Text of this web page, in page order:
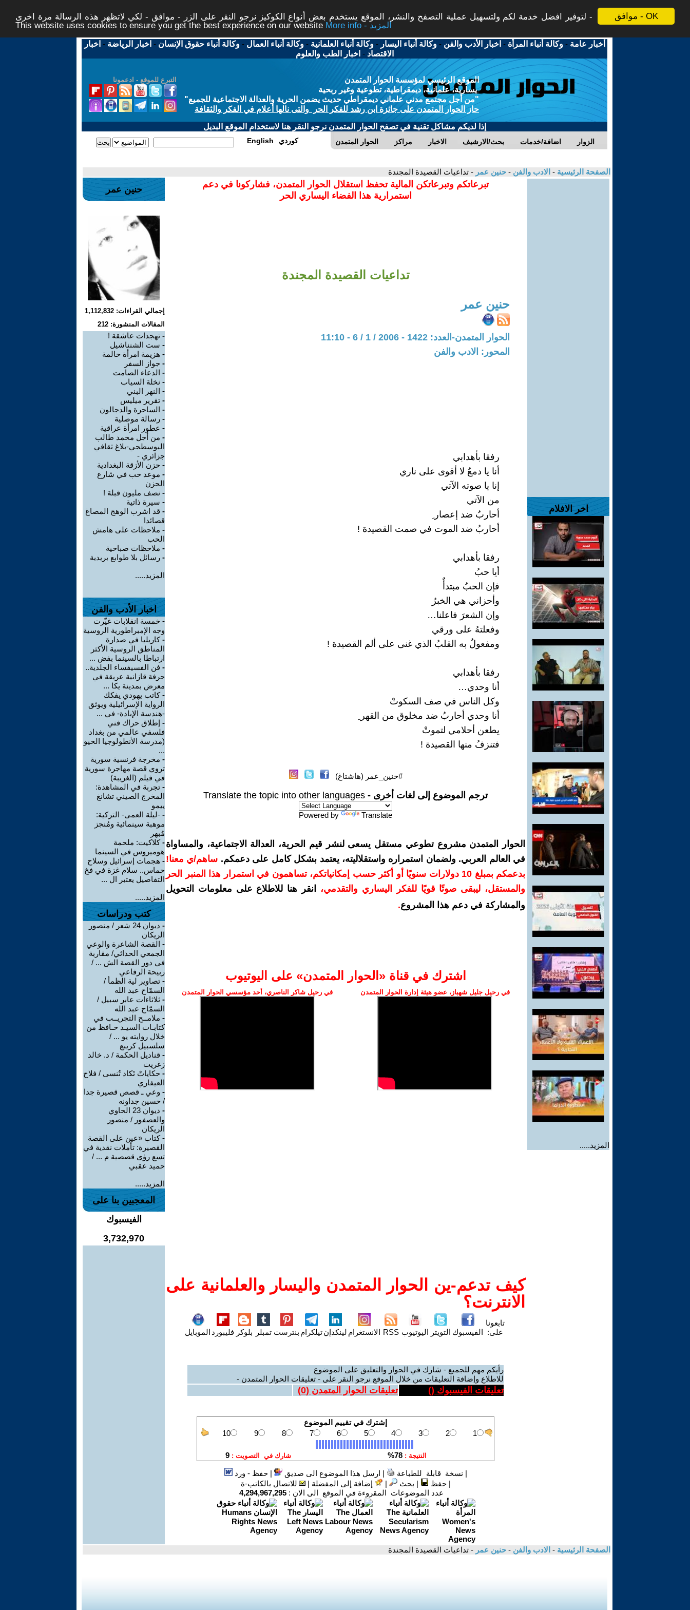
موافق - OK
لتوفير افضل خدمة لكم ولتسهيل عملية التصفح والنشر، الموقع يستخدم بعض أنواع الكوكيز نرجو النقر على الزر - موافق - لكي لاتظهر هذه الرسالة مرة اخرى -
This website uses cookies to ensure you get the best experience on our website
More info - المزيد
أخبار عامة -وكالة أنباء المرأة - اخبار الأدب والفن -وكالة أنباء اليسار -وكالة أنباء العلمانية -وكالة أنباء العمال -وكالة أنباء حقوق الإنسان - اخبار الرياضة - اخبار
الاقتصاد - اخبار الطب والعلوم
التبرع للموقع - ادعمونا
الموقع الرئيسي لمؤسسة الحوار المتمدن
يسارية، علمانية، ديمقراطية، تطوعية وغير ربحية
"من أجل مجتمع مدني علماني ديمقراطي حديث يضمن الحرية والعدالة الاجتماعية للجميع"
حاز الحوار المتمدن على جائزة ابن رشد للفكر الحر والتى نالها أعلام في الفكر والثقافة
إذا لديكم مشاكل تقنية في تصفح الحوار المتمدن نرجو النقر هنا لاستخدام الموقع البديل
الحوار المتمدن مراكز الاخبار بحث/الارشيف اضافة/خدمات الزوار English كوردي
الصفحة الرئيسية - الادب والفن - حنين عمر - تداعيات القصيدة المجندة
اخر الافلام
المزيد.....
تبرعاتكم وتبرعاتكن المالية تحفظ استقلال الحوار المتمدن، فشاركونا في دعم
استمرارية هذا الفضاء اليساري الحر
تداعيات القصيدة المجندة
حنين عمر
الحوار المتمدن-العدد: 1422 - 2006 / 1 / 6 - 11:10
المحور: الادب والفن
رفقا بأهدابي
أنا يا دمعُ لا أقوى على ناري
إنا يا صوته الآتي
من الآتي
أحاربُ ضد إعصار ِ
أحاربُ ضد الموت في صمت القصيدة !
رفقا بأهدابي
أيا حبُ
فإن الحبُ مبتدأٌ
وأحزاني هي الخبرُ
وإن الشعرَ فاعلنا…
وفعلتهُ على ورقي
ومفعولٌ به القلبُ الذي غنى على ألم القصيدة !
رفقا بأهدابي
أنا وحدي…
وكل الناس في صف السكوتْ
أنا وحدي أحاربُ ضد مخلوق من القهر ِ
يطعن أحلامي لتموتْ
فتنزفُ منها القصيدة !
#حنين_عمر (هاشتاغ)
ترجم الموضوع إلى لغات أخرى - Translate the topic into other languages
Powered by Translate
الحوار المتمدن مشروع تطوعي مستقل يسعى لنشر قيم الحرية، العدالة الاجتماعية، والمساواة
في العالم العربي. ولضمان استمراره واستقلاليته، يعتمد بشكل كامل على دعمكم. ساهم/ي معنا!
بدعمكم بمبلغ 10 دولارات سنويًا أو أكثر حسب إمكانياتكم، تساهمون في استمرار هذا المنبر الحر
والمستقل، ليبقى صوتًا قويًا للفكر اليساري والتقدمي،
انقر هنا للاطلاع على معلومات التحويل
والمشاركة في دعم هذا المشروع.
اشترك في قناة ‫«الحوار المتمدن» على اليوتيوب
في رحيل جليل شهباز، عضو هيئة إدارة الحوار المتمدن في رحيل شاكر الناصري، أحد مؤسسي الحوار المتمدن
كيف تدعم-ين الحوار المتمدن واليسار والعلمانية على
الانترنت؟
تابعونا
على: الفيسبوك التويتر اليوتيوب RSS الانستغرام لينكدإنتيلكرام بنترست تمبلر بلوكر فليبورد الموبايل
رأيكم مهم للجميع - شارك في الحوار والتعليق على الموضوع
للاطلاع وإضافة التعليقات من خلال الموقع نرجو النقر على - تعليقات الحوار المتمدن -
تعليقات الفيسبوك () تعليقات الحوار المتمدن (0
)
| نسخة قابلة للطباعة | ارسل هذا الموضوع الى صديق |حفظ - ورد
|حفظ | بحث | إضافة إلى المفضلة |
للاتصال بالكاتب-ة
عدد الموضوعات المقروءة في الموقع الى الان : 4,294,967,295
حنين عمر
إجمالي القراءات: 1,112,832
المقالات المنشورة: 212
- تهجدات عاشقة !
- ست الشنناشيل
- هزيمة امرأة حالمة
- جواز السفر
- الدعاء الصامت
- نخلة السياب
- النهر البني
- تقرير ميليس
- الساحرة والدجالون
- رسالة موصلية
- عطور امرأة عراقية
- من أجل محمد طالب
البوسطجي-بلاغ ثقافي
جزائري -
- حزن الأزقة البغدادية
- موعد حب في شارع
الحزن
- نصف مليون قبلة !
- سيرة ذاتية
- قد اشرب الوهج المصاغ
قصائدا
- ملاحظات على هامش
الحب
- ملاحظات صباحية
- رسائل بلا طوابع بريدية
المزيد.....
اخبار الأدب والفن
- خمسة انقلابات غيّرت
وجه الإمبراطورية الروسية
-كاريليا في صدارة
المناطق الروسية الأكثر
ارتباطا بالسينما بفض ...
- فن الفسيفساء الجلدية..
حرفة قازانية عريقة في
معرض بمدينة يكا ...
-كاتب يهودي يفكك
الرواية الإسرائيلية ويوثق
-هندسة الإبادة- في ...
- إطلاق حراك فني
فلسفي عالمي من بغداد
(مدرسة الأنطولوجيا الحيو
...
- مخرجة فرنسية سورية
تروي قصة مهاجرة سورية
في فيلم (الغريبة)
- تجربة في المشاهدة:
المخرج الصيني تشانغ
ييمو
- -ليلة العمى- التركية:
موهبة سينمائية ومُنجز
مُبهر
-كلاكيت: ملحمة
هوميروس في السينما
- هجمات إسرائيل وسلاح
حماس.. سلام غزة في فخ
التفاصيل يعتبر ال ...
المزيد.....
كتب ودراسات
-
ديوان 24 شعر / منصور
الريكان
- القصة الشاعرة والوعي
الجمعي الحداثي/ مقاربة
في دور القصة الش ... /
ربيحة الرفاعي
- تصاوير لية الظمأ /
السمّاح عبد الله
- ثلاثاءات عابر سبيل /
السمّاح عبد الله
- ملامــح التجريــب في
كتابـات السيـد حـافظ من
خلال روايته يو ... /
سلسبيل كريبع
- قناديل الحكمة / د. خالد
زغريت
- حكاياتْ تَكاد تُنسى / فلاح
العيفاري
- وعي ـ قصص قصيرة جدا
/ حسين جداونه
-
ديوان 23 الحاوي
والعصفور / منصور
الريكان
-كتاب «عين على القصة
القصيرة: تأملات نقدية في
تسع رؤى قصصية م ... /
حميد عقبي
المزيد.....
المعجبين بنا على
الفيسبوك
3,732,970
الصفحة الرئيسية - الادب والفن - حنين عمر - تداعيات القصيدة المجندة